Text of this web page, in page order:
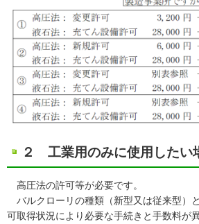
２ 工業用のみに使用したい
高圧法の許可等が必要です。
バルクローリの種類（新型又は従来型）
可取得状況により必要な手続きと手数料が